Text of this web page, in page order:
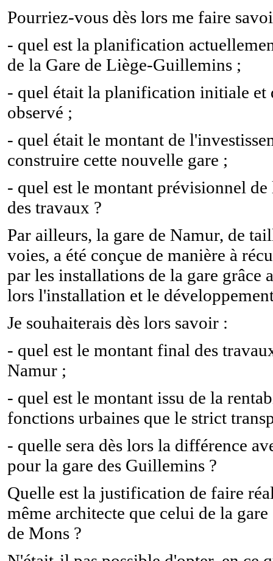
Pourriez-vous dès lors me faire
- quel est la planification
de la Gare de Liège-Guillemins ;
- quel était la planification initiale et
observé ;
- quel était le montant de
construire cette nouvelle gare ;
- quel est le montant prévisionnel
des travaux ?
Par ailleurs, la gare de Namur, de
voies, a été conçue de manière à
par les installations de la gare grâce
lors l'installation et le
Je souhaiterais dès lors savoir :
- quel est le montant final des
Namur ;
- quel est le montant issu de la
fonctions urbaines que le strict
- quelle sera dès lors la différence
pour la gare des Guillemins ?
Quelle est la justification de faire
même architecte que celui de la
de Mons ?